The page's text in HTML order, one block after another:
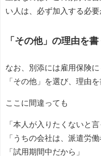
い人は、必ず加入する必要
「その他」の理由を
なお、別添には雇用保険
「その他」を選び、理由
ここに間違っても
「本人が入りたくないと言
「うちの会社は、派遣労
「試用期間中だから」